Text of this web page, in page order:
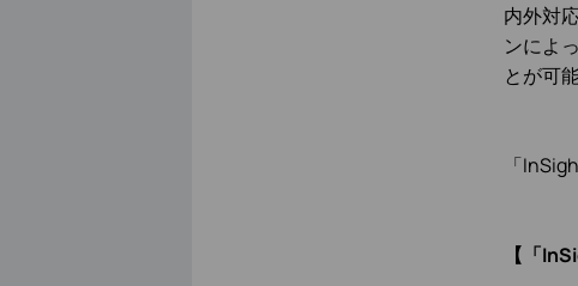
内外対
ンによ
とが可
「
【「